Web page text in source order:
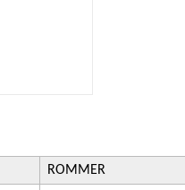
ROMMER